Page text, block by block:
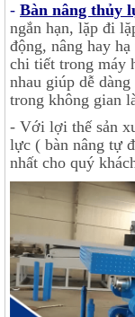
- Bàn nâng thủy
ngắn hạn, lặp đi
động, nâng hay
chi tiết trong máy
nhau giúp dễ
trong không gian
- Với lợi thế sản
lực ( bàn nâng tự
nhất cho quý